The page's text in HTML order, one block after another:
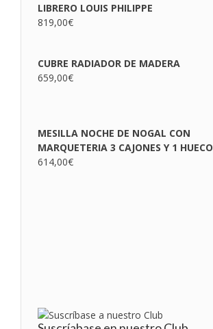
LIBRERO LOUIS PHILIPPE
819,00€
CUBRE RADIADOR DE MADERA
659,00€
MESILLA NOCHE DE NOGAL CON
MARQUETERIA 3 CAJONES Y 1 HUECO
614,00€